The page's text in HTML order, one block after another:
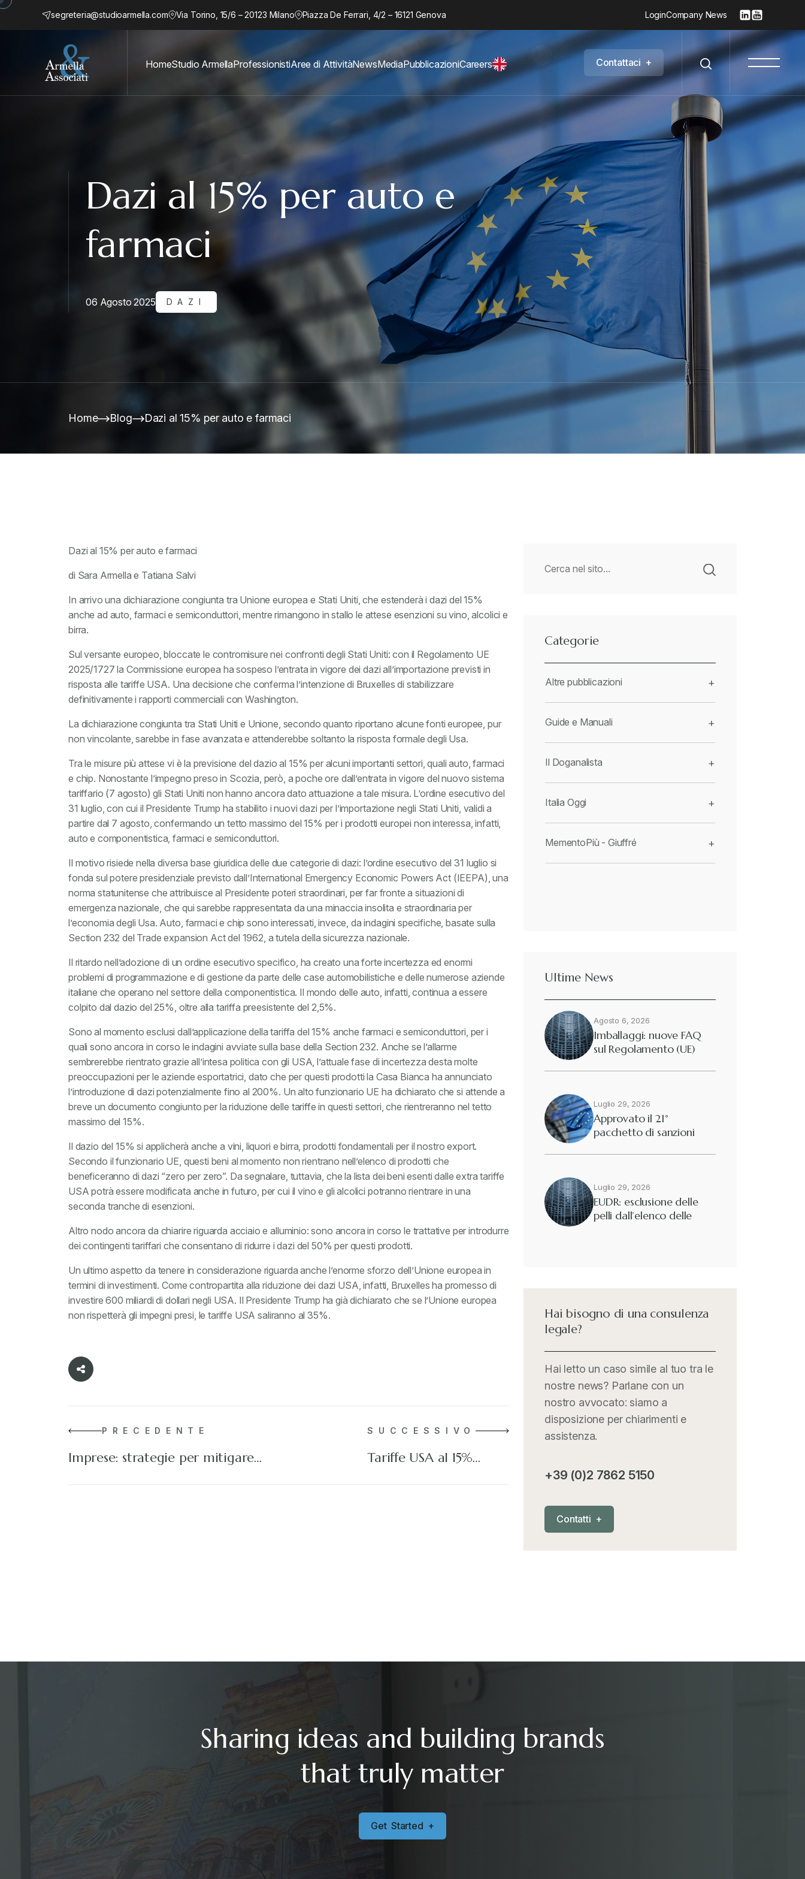
segreteria@studioarmella.com Via Torino, 15/6 – 20123 Milano Piazza De Ferrari, 4/2 – 16121 Genova LoginCompany News
HomeStudio ArmellaProfessionistiAree di AttivitàNewsMediaPubblicazioniCareers Contattaci +
Dazi al 15% per auto e
farmaci
06 Agosto 2025 DAZI
Home Blog Dazi al 15% per auto e farmaci
Dazi al 15% per auto e farmaci
di Sara Armella e Tatiana Salvi
In arrivo una dichiarazione congiunta tra Unione europea e Stati Uniti, che estenderà i dazi del 15%
anche ad auto, farmaci e semiconduttori, mentre rimangono in stallo le attese esenzioni su vino, alcolici e
birra.
Sul versante europeo, bloccate le contromisure nei confronti degli Stati Uniti: con il Regolamento UE
2025/1727 la Commissione europea ha sospeso l’entrata in vigore dei dazi all’importazione previsti in
risposta alle tariffe USA. Una decisione che conferma l’intenzione di Bruxelles di stabilizzare
definitivamente i rapporti commerciali con Washington.
La dichiarazione congiunta tra Stati Uniti e Unione, secondo quanto riportano alcune fonti europee, pur
non vincolante, sarebbe in fase avanzata e attenderebbe soltanto la risposta formale degli Usa.
Tra le misure più attese vi è la previsione del dazio al 15% per alcuni importanti settori, quali auto, farmaci
e chip. Nonostante l’impegno preso in Scozia, però, a poche ore dall’entrata in vigore del nuovo sistema
tariffario (7 agosto) gli Stati Uniti non hanno ancora dato attuazione a tale misura. L’ordine esecutivo del
31 luglio, con cui il Presidente Trump ha stabilito i nuovi dazi per l’importazione negli Stati Uniti, validi a
partire dal 7 agosto, confermando un tetto massimo del 15% per i prodotti europei non interessa, infatti,
auto e componentistica, farmaci e semiconduttori.
Il motivo risiede nella diversa base giuridica delle due categorie di dazi: l’ordine esecutivo del 31 luglio si
fonda sul potere presidenziale previsto dall’International Emergency Economic Powers Act (IEEPA), una
norma statunitense che attribuisce al Presidente poteri straordinari, per far fronte a situazioni di
emergenza nazionale, che qui sarebbe rappresentata da una minaccia insolita e straordinaria per
l’economia degli Usa. Auto, farmaci e chip sono interessati, invece, da indagini specifiche, basate sulla
Section 232 del Trade expansion Act del 1962, a tutela della sicurezza nazionale.
Il ritardo nell’adozione di un ordine esecutivo specifico, ha creato una forte incertezza ed enormi
problemi di programmazione e di gestione da parte delle case automobilistiche e delle numerose aziende
italiane che operano nel settore della componentistica. Il mondo delle auto, infatti, continua a essere
colpito dal dazio del 25%, oltre alla tariffa preesistente del 2,5%.
Sono al momento esclusi dall’applicazione della tariffa del 15% anche farmaci e semiconduttori, per i
quali sono ancora in corso le indagini avviate sulla base della Section 232. Anche se l’allarme
sembrerebbe rientrato grazie all’intesa politica con gli USA, l’attuale fase di incertezza desta molte
preoccupazioni per le aziende esportatrici, dato che per questi prodotti la Casa Bianca ha annunciato
l’introduzione di dazi potenzialmente fino al 200%. Un alto funzionario UE ha dichiarato che si attende a
breve un documento congiunto per la riduzione delle tariffe in questi settori, che rientreranno nel tetto
massimo del 15%.
Il dazio del 15% si applicherà anche a vini, liquori e birra, prodotti fondamentali per il nostro export.
Secondo il funzionario UE, questi beni al momento non rientrano nell’elenco di prodotti che
beneficeranno di dazi “zero per zero”. Da segnalare, tuttavia, che la lista dei beni esenti dalle extra tariffe
USA potrà essere modificata anche in futuro, per cui il vino e gli alcolici potranno rientrare in una
seconda tranche di esenzioni.
Altro nodo ancora da chiarire riguarda acciaio e alluminio: sono ancora in corso le trattative per introdurre
dei contingenti tariffari che consentano di ridurre i dazi del 50% per questi prodotti.
Un ultimo aspetto da tenere in considerazione riguarda anche l’enorme sforzo dell’Unione europea in
termini di investimenti. Come contropartita alla riduzione dei dazi USA, infatti, Bruxelles ha promesso di
investire 600 miliardi di dollari negli USA. Il Presidente Trump ha già dichiarato che se l’Unione europea
non rispetterà gli impegni presi, le tariffe USA saliranno al 35%.
PRECEDENTE
Imprese: strategie per mitigare…
SUCCESSIVO
Tariffe USA al 15%…
Categorie
Altre pubblicazioni +
Guide e Manuali +
Il Doganalista +
Italia Oggi +
MementoPiù - Giuffré +
Ultime News
Agosto 6, 2026
Imballaggi: nuove FAQ
sul Regolamento (UE)
Luglio 29, 2026
Approvato il 21°
pacchetto di sanzioni
Luglio 29, 2026
EUDR: esclusione delle
pelli dall’elenco delle
Hai bisogno di una consulenza
legale?
Hai letto un caso simile al tuo tra le
nostre news? Parlane con un
nostro avvocato: siamo a
disposizione per chiarimenti e
assistenza.
+39 (0)2 7862 5150
Contatti +
Sharing ideas and building brands
that truly matter
Get Started +